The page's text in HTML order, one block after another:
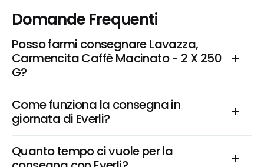
Domande Frequenti
Posso farmi consegnare Lavazza,
Carmencita Caffè Macinato - 2 X 250
G?
Come funziona la consegna in
giornata di Everli?
Quanto tempo ci vuole per la